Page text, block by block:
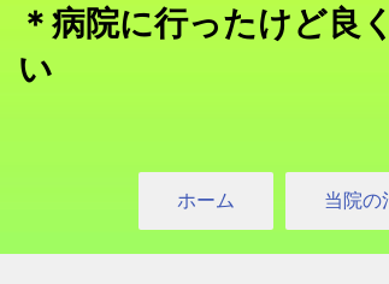
＊病院に行ったけど良
い
ホーム 当院の